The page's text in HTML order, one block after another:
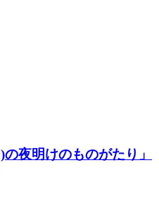
夜明けのものがたり」